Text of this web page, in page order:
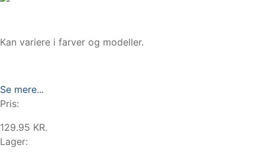
Kan variere i farver og modeller.
Se mere...
Pris:
129.95 KR.
Lager: